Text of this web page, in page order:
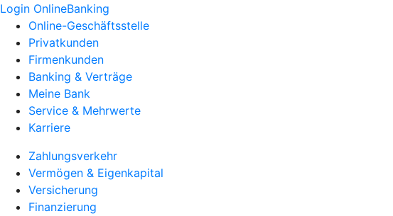
Login OnlineBanking
Online-Geschäftsstelle
Privatkunden
Firmenkunden
Banking & Verträge
Meine Bank
Service & Mehrwerte
Karriere
Zahlungsverkehr
Vermögen & Eigenkapital
Versicherung
Finanzierung